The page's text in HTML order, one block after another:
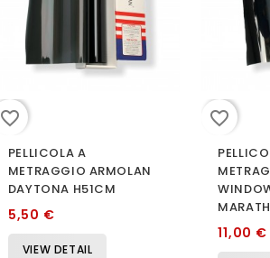
favorite_border
PELLICOLA A
METRAGGIO ARMOLAN
DAYTONA H51CM
5,50 €
VIEW DETAIL
favorite_border
11,00 €